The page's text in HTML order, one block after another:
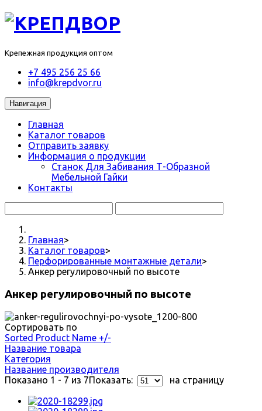
Крепежная продукция оптом
+7 495 256 25 66
info@krepdvor.ru
Навигация
Главная
Каталог товаров
Отправить заявку
Информация о продукции
Станок Для Забивания Т-Образной
Мебельной Гайки
Контакты
Главная>
Каталог товаров>
Перфорированные монтажные детали>
Анкер регулировочный по высоте
Анкер регулировочный по высоте
Сортировать по
Sorted Product Name +/-
Название товара
Категория
Название производителя
Показано 1 - 7 из 7Показать: на страницу